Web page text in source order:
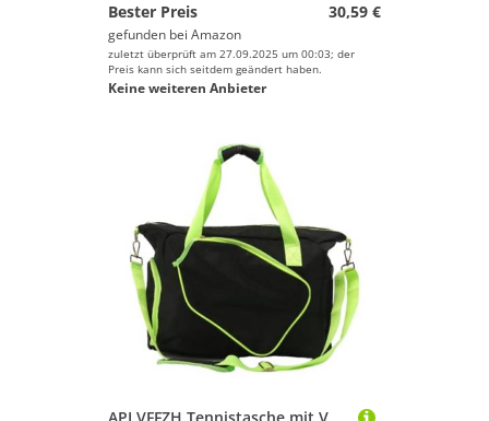
Bester Preis
30,59 €
gefunden bei Amazon
zuletzt überprüft am 27.09.2025 um 00:03; der
Preis kann sich seitdem geändert haben.
Keine weiteren Anbieter